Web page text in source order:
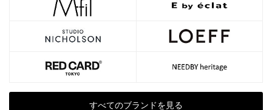
すべてのブランドを見る